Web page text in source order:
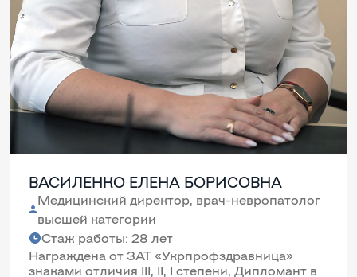
ВАСИЛЕНКО ЕЛЕНА БОРИСОВНА
Медицинский директор, врач-невропатолог
высшей категории
Стаж работы: 28 лет
Награждена от ЗАТ «Укрпрофздравница»
знаками отличия III, II, I степени, Дипломант в